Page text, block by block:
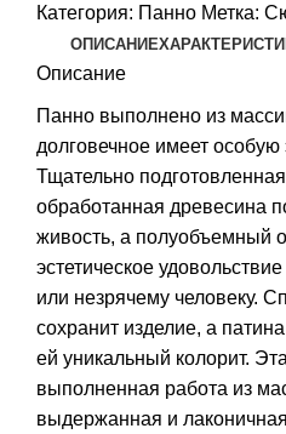
ПРИВАЛЕ,
цвете
2
Категория: Панно Метка:
ОПИСАНИЕ
Описание
Панно выполнено из
долговечное имеет особую
Тщательно
обработанная древесина
живость, а полуобъемный
эстетическое
или незрячему человеку.
сохранит изделие, а
ей уникальный колорит.
выполненная работа из
выдержанная и